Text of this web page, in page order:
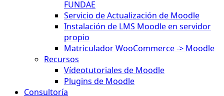
FUNDAE
Servicio de Actualización de Moodle
Instalación de LMS Moodle en servidor
propio
Matriculador WooCommerce -> Moodle
Recursos
Vídeotutoriales de Moodle
Plugins de Moodle
Consultoría